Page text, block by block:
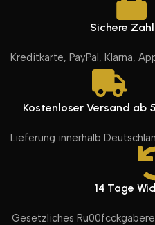
Sichere
Kreditkarte, PayPal, Klarna,
Kostenloser Versand ab
Lieferung innerhalb
14 Tage
Gesetzliches